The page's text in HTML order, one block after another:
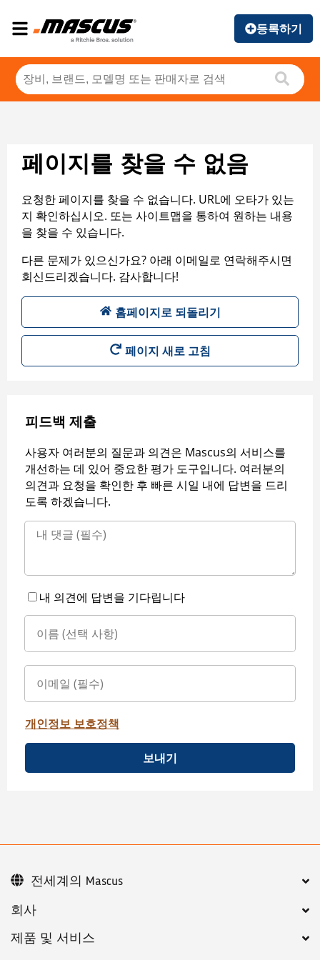
등록하기
페이지를 찾을 수 없음
요청한 페이지를 찾을 수 없습니다. URL에 오타가 있는
지 확인하십시오. 또는 사이트맵을 통하여 원하는 내용
을 찾을 수 있습니다.
다른 문제가 있으신가요? 아래 이메일로 연락해주시면
회신드리겠습니다. 감사합니다!
홈페이지로 되돌리기
페이지 새로 고침
피드백 제출
사용자 여러분의 질문과 의견은 Mascus의 서비스를
개선하는 데 있어 중요한 평가 도구입니다. 여러분의
의견과 요청을 확인한 후 빠른 시일 내에 답변을 드리
도록 하겠습니다.
내 의견에 답변을 기다립니다
개인정보 보호정책
보내기
회사
제품 및 서비스
전세계의 Mascus